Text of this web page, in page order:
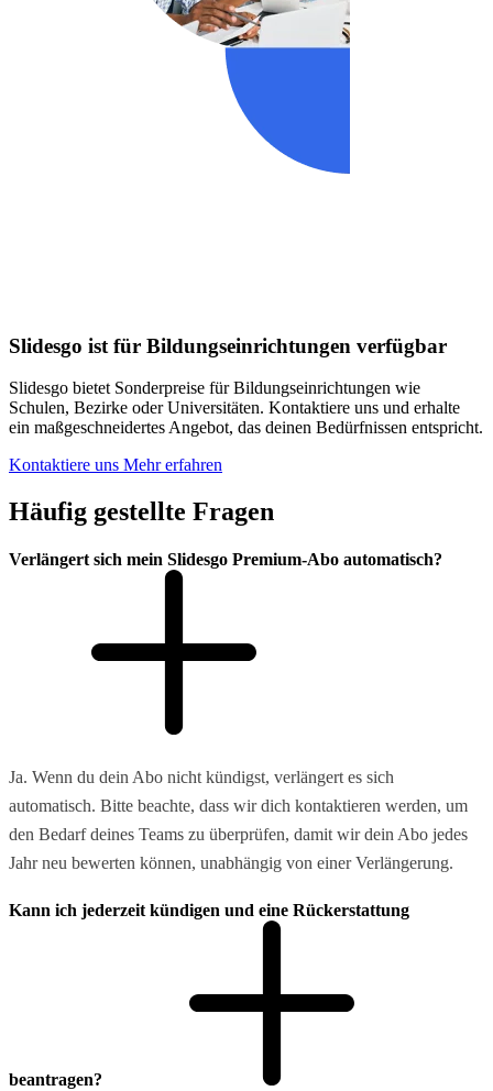
Slidesgo ist für Bildungseinrichtungen verfügbar
Slidesgo bietet Sonderpreise für Bildungseinrichtungen wie
Schulen, Bezirke oder Universitäten. Kontaktiere uns und erhalte
ein maßgeschneidertes Angebot, das deinen Bedürfnissen entspricht.
Kontaktiere uns Mehr erfahren
Häufig gestellte Fragen
Verlängert sich mein Slidesgo Premium-Abo automatisch?
Ja. Wenn du dein Abo nicht kündigst, verlängert es sich
automatisch. Bitte beachte, dass wir dich kontaktieren werden, um
den Bedarf deines Teams zu überprüfen, damit wir dein Abo jedes
Jahr neu bewerten können, unabhängig von einer Verlängerung.
Kann ich jederzeit kündigen und eine Rückerstattung
beantragen?